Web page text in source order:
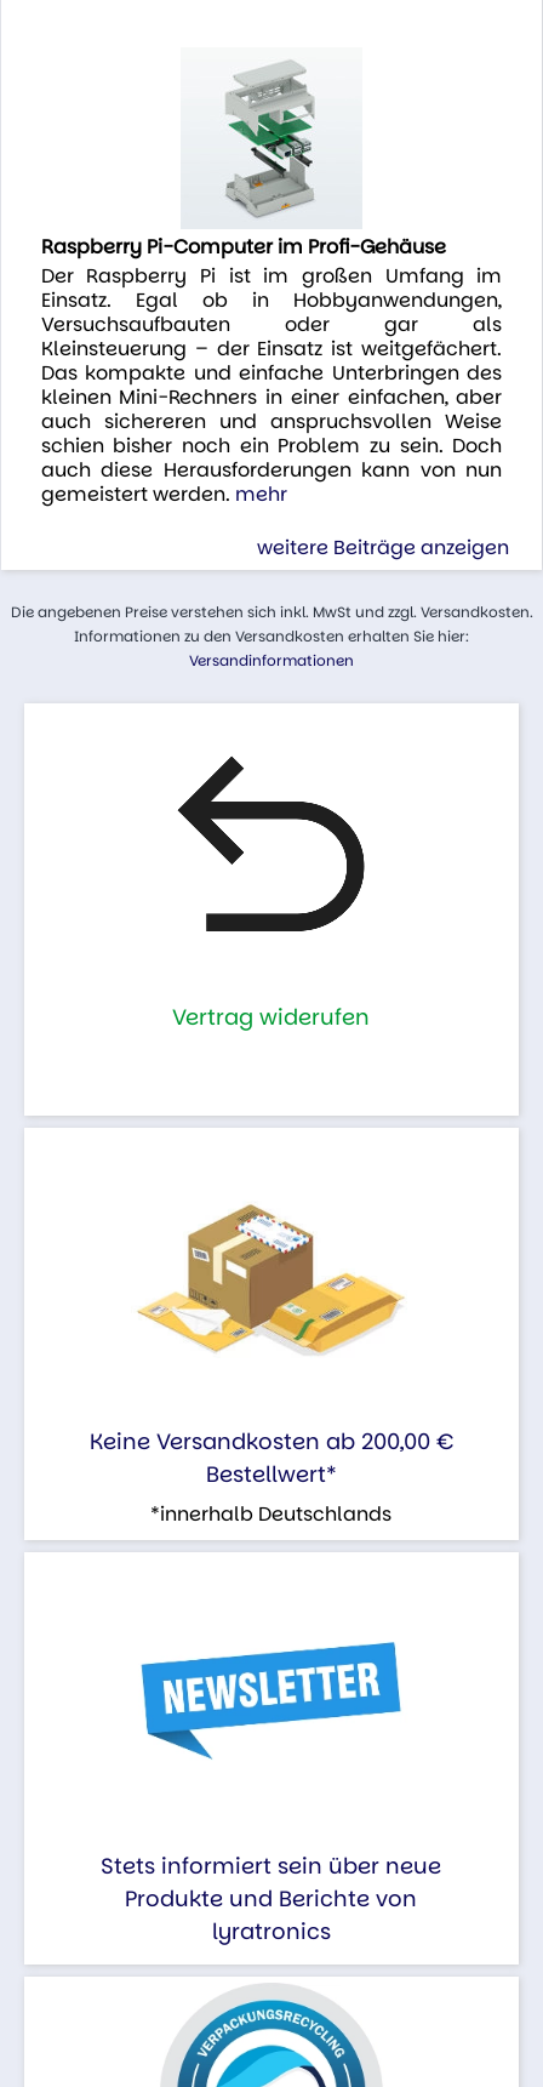
Raspberry Pi-Computer im Profi-Gehäuse
Der Raspberry Pi ist im großen Umfang im
Einsatz. Egal ob in Hobbyanwendungen,
Versuchsaufbauten oder gar als
Kleinsteuerung – der Einsatz ist weitgefächert.
Das kompakte und einfache Unterbringen des
kleinen Mini-Rechners in einer einfachen, aber
auch sichereren und anspruchsvollen Weise
schien bisher noch ein Problem zu sein. Doch
auch diese Herausforderungen kann von nun
gemeistert werden. mehr
weitere Beiträge anzeigen
Die angebenen Preise verstehen sich inkl. MwSt und zzgl. Versandkosten.
Informationen zu den Versandkosten erhalten Sie hier:
Versandinformationen
Vertrag widerufen
Keine Versandkosten ab 200,00 €
Bestellwert*
*innerhalb Deutschlands
Stets informiert sein über neue
Produkte und Berichte von
lyratronics